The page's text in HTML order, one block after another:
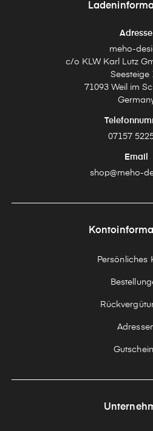
Adresse
meho-
c/o KLW Karl Lutz
Seesteige
71093 Weil im
07157
Email
shop@meho-
Persönliches